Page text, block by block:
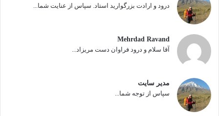
درود و ارادت بزرگوارید استاد. سپاس از عنایت شما...
Mehrdad Ravand
آقا سلام و درود فراوان دست مریزاد...
مدیر سایت
سپاس از توجه شما...